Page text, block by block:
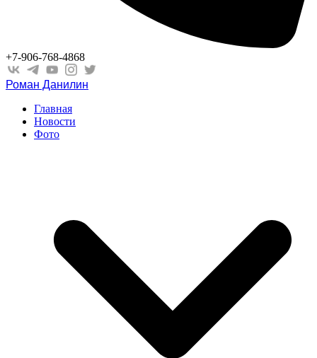
+7-906-768-4868
Роман Данилин
Главная
Новости
Фото